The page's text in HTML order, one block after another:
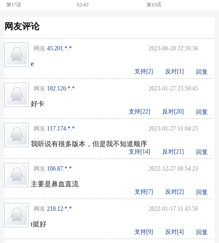
第17话 S2-63 第15话
网友评论
网友 45.201.*.* 2023-06-28 22:39:36
e
回复
反对[1]
支持[2]
网友 182.126.*.* 2023-01-27 23:59:45
好卡
回复
反对[20]
支持[22]
网友 117.174.*.* 2023-01-27 11:04:25
我听说有很多版本，但是我不知道顺序
回复
反对[21]
支持[14]
网友 106.87.*.* 2022-12-27 08:54:23
主要是鼻血直流
回复
反对[2]
支持[7]
网友 218.12.*.* 2022-01-17 11:43:59
t挺好
回复
反对[4]
支持[9]